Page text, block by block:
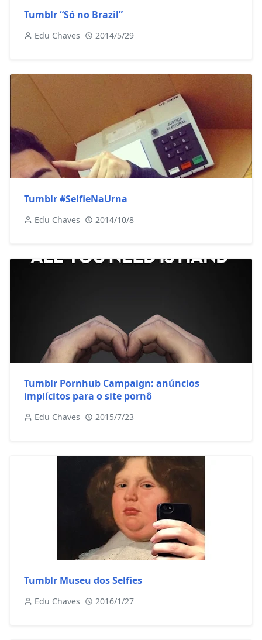
Tumblr “Só no Brazil”
Edu Chaves 2014/5/29
Tumblr #SelfieNaUrna
Edu Chaves 2014/10/8
Tumblr Pornhub Campaign: anúncios
implícitos para o site pornô
Edu Chaves 2015/7/23
Tumblr Museu dos Selfies
Edu Chaves 2016/1/27